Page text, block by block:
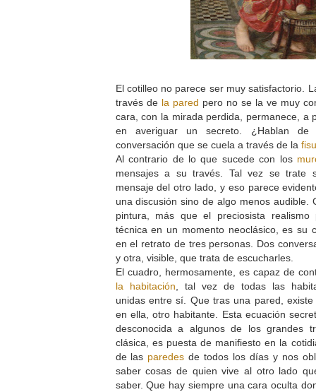
El cotilleo no parece ser muy satisfactorio.
través de la pared pero no se la ve muy
cara, con la mirada perdida, permanece, a
en averiguar un secreto. ¿Hablan
conversación que se cuela a través de la
Al contrario de lo que sucede con los
mensajes a su través. Tal vez se trate
mensaje del otro lado, y eso parece
una discusión sino de algo menos audible.
pintura, más que el preciosista
técnica en un momento neoclásico, es su
en el retrato de tres personas. Dos
y otra, visible, que trata de escucharles.
El cuadro, hermosamente, es capaz de
la habitación , tal vez de todas las
unidas entre sí. Que tras una pared,
en ella, otro habitante. Esta ecuación
desconocida a algunos de los grandes
clásica, es puesta de manifiesto en la
de las paredes de todos los días y nos
saber cosas de quien vive al otro lado
saber. Que hay siempre una cara oculta